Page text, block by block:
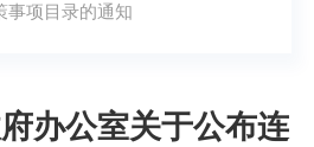
事项目录的通知
办公室关于公布连